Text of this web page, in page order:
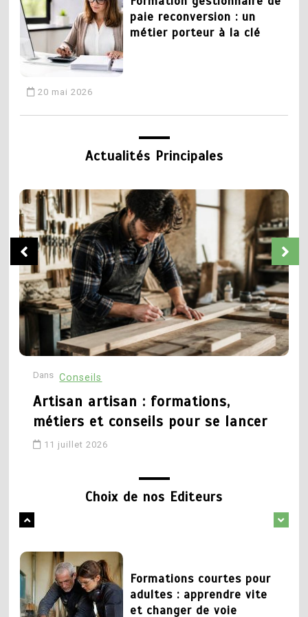
paie reconversion : un
métier porteur à la clé
20 mai 2026
3
CAP plomberie : tout
savoir sur la formation et
19 mai 2026
4
Devenir coiffeur :
formations, débouchés et
parcours pour réussir
pour exercer ce métier
Formation déménageur :
Actualités Principales
Dans Conseils
Artisan artisan : formations,
métiers et conseils pour se lancer
11 juillet 2026
Choix de nos Editeurs
5
Chaudronnier formation :
apprendre un métier
technique et recherché
Changer de metier mais
Formations courtes pour
adultes : apprendre vite
et changer de voie